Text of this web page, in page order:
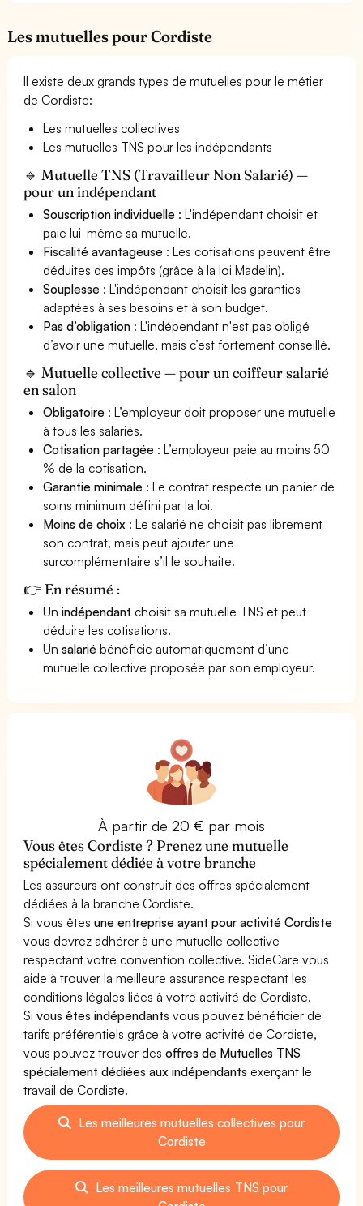
Les mutuelles pour Cordiste
Il existe deux grands types de mutuelles pour le métier
de Cordiste:
Les mutuelles collectives
Les mutuelles TNS pour les indépendants
🔹 Mutuelle TNS (Travailleur Non Salarié) —
pour un indépendant
Souscription individuelle : L'indépendant choisit et
paie lui-même sa mutuelle.
Fiscalité avantageuse : Les cotisations peuvent être
déduites des impôts (grâce à la loi Madelin).
Souplesse : L'indépendant choisit les garanties
adaptées à ses besoins et à son budget.
Pas d’obligation : L'indépendant n'est pas obligé
d’avoir une mutuelle, mais c’est fortement conseillé.
🔹 Mutuelle collective — pour un coiffeur salarié
en salon
Obligatoire : L’employeur doit proposer une mutuelle
à tous les salariés.
Cotisation partagée : L’employeur paie au moins 50
% de la cotisation.
Garantie minimale : Le contrat respecte un panier de
soins minimum défini par la loi.
Moins de choix : Le salarié ne choisit pas librement
son contrat, mais peut ajouter une
surcomplémentaire s’il le souhaite.
👉 En résumé :
Unindépendant choisit sa mutuelle TNS et peut
déduire les cotisations.
Unsalarié bénéficie automatiquement d’une
mutuelle collective proposée par son employeur.
À partir de 20 € par mois
Vous êtes Cordiste ? Prenez une mutuelle
spécialement dédiée à votre branche
Les assureurs ont construit des offres spécialement
dédiées à la branche Cordiste.
Si vous êtesune entreprise ayant pour activité Cordiste
vous devrez adhérer à une mutuelle collective
respectant votre convention collective. SideCare vous
aide à trouver la meilleure assurance respectant les
conditions légales liées à votre activité de Cordiste.
Sivous êtes indépendants vous pouvez bénéficier de
tarifs préférentiels grâce à votre activité de Cordiste,
vous pouvez trouver desoffres de Mutuelles TNS
spécialement dédiées aux indépendants exerçant le
travail de Cordiste.
Les meilleures mutuelles collectives pour
Cordiste
Les meilleures mutuelles TNS pour